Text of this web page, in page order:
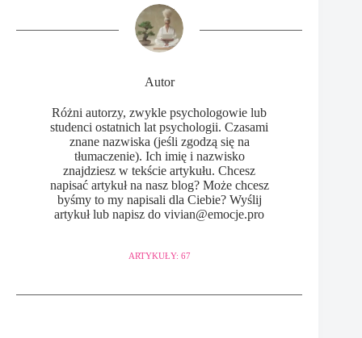
Autor
Różni autorzy, zwykle psychologowie lub
studenci ostatnich lat psychologii. Czasami
znane nazwiska (jeśli zgodzą się na
tłumaczenie). Ich imię i nazwisko
znajdziesz w tekście artykułu. Chcesz
napisać artykuł na nasz blog? Może chcesz
byśmy to my napisali dla Ciebie? Wyślij
artykuł lub napisz do vivian@emocje.pro
ARTYKUŁY: 67